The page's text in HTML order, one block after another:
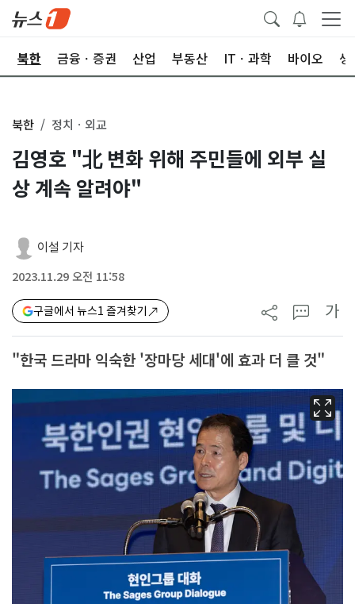
북한 금융ㆍ증권 산업 부동산 ITㆍ과학 바이오 생
북한 정치ㆍ외교
김영호 "北 변화 위해 주민들에 외부 실
상 계속 알려야"
이설 기자
2023.11.29 오전 11:58
구글에서 뉴스1 즐겨찾기 가
"한국 드라마 익숙한 '장마당 세대'에 효과 더 클 것"